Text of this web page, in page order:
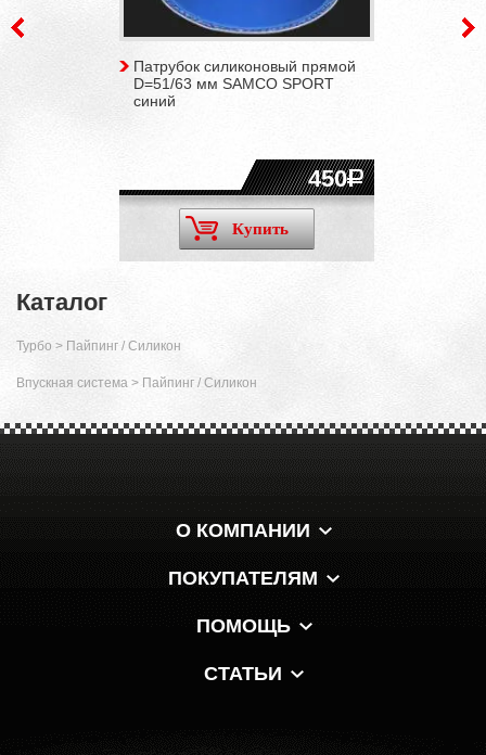
Патрубок силиконовый прямой
D=51/63 мм SAMCO SPORT
синий
450
Купить
Каталог
Турбо > Пайпинг / Силикон
Впускная система > Пайпинг / Силикон
О КОМПАНИИ
ПОКУПАТЕЛЯМ
ПОМОЩЬ
СТАТЬИ